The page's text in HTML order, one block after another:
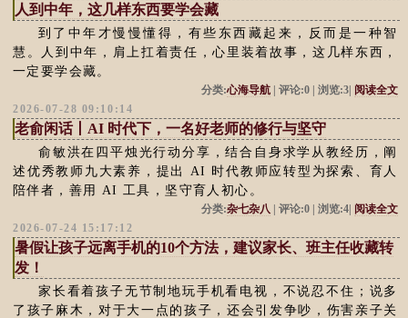
人到中年，这几样东西要学会藏
到了中年才慢慢懂得，有些东西藏起来，反而是一种智
慧。人到中年，肩上扛着责任，心里装着故事，这几样东西，
一定要学会藏。
分类:心海导航| 评论:0 | 浏览:3| 阅读全文
2026-07-28 09:10:14
老俞闲话丨AI 时代下，一名好老师的修行与坚守
俞敏洪在四平烛光行动分享，结合自身求学从教经历，阐
述优秀教师九大素养，提出 AI 时代教师应转型为探索、育人
陪伴者，善用 AI 工具，坚守育人初心。
分类:杂七杂八 | 评论:0 | 浏览:4| 阅读全文
2026-07-24 15:17:12
暑假让孩子远离手机的10个方法，建议家长、班主任收藏转
发！
家长看着孩子无节制地玩手机看电视，不说忍不住；说多
了孩子麻木，对于大一点的孩子，还会引发争吵，伤害亲子关